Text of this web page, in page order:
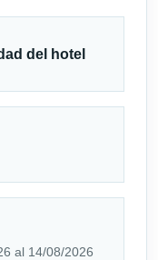
del hotel
al 14/08/2026